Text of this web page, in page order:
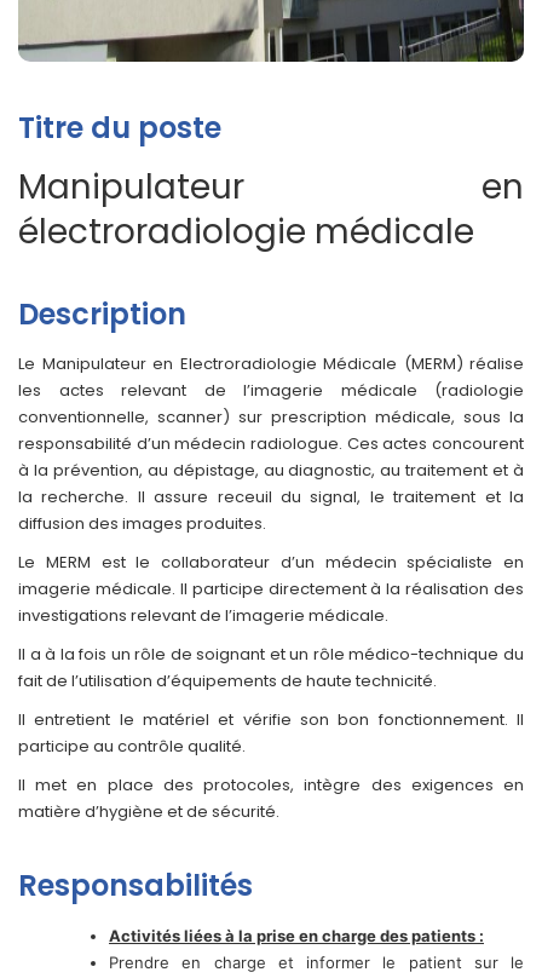
Titre du poste
Manipulateur en
électroradiologie médicale
Description
Le Manipulateur en Electroradiologie Médicale (MERM) réalise
les actes relevant de l’imagerie médicale (radiologie
conventionnelle, scanner) sur prescription médicale, sous la
responsabilité d’un médecin radiologue. Ces actes concourent
à la prévention, au dépistage, au diagnostic, au traitement et à
la recherche. Il assure receuil du signal, le traitement et la
diffusion des images produites.
Le MERM est le collaborateur d’un médecin spécialiste en
imagerie médicale. Il participe directement à la réalisation des
investigations relevant de l’imagerie médicale.
Il a à la fois un rôle de soignant et un rôle médico-technique du
fait de l’utilisation d’équipements de haute technicité.
Il entretient le matériel et vérifie son bon fonctionnement. Il
participe au contrôle qualité.
Il met en place des protocoles, intègre des exigences en
matière d’hygiène et de sécurité.
Responsabilités
Activités liées à la prise en charge des patients :
Prendre en charge et informer le patient sur le